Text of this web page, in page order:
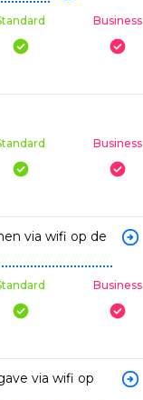
Business
Business
via wifi op de
Business
via wifi op